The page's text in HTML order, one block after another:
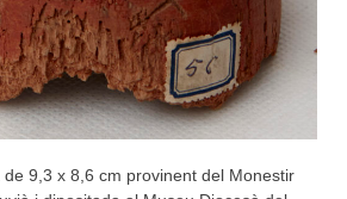
9,3 x 8,6 cm provinent del Monestir